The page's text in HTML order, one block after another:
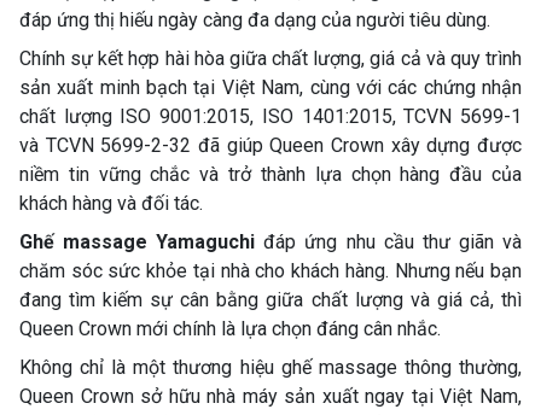
đáp ứng thị hiếu ngày càng đa dạng của người tiêu dùng.
Chính sự kết hợp hài hòa giữa chất lượng, giá cả và quy trình
sản xuất minh bạch tại Việt Nam, cùng với các chứng nhận
chất lượng ISO 9001:2015, ISO 1401:2015, TCVN 5699-1
và TCVN 5699-2-32 đã giúp Queen Crown xây dựng được
niềm tin vững chắc và trở thành lựa chọn hàng đầu của
khách hàng và đối tác.
Ghế massage Yamaguchiđáp ứng nhu cầu thư giãn và
chăm sóc sức khỏe tại nhà cho khách hàng. Nhưng nếu bạn
đang tìm kiếm sự cân bằng giữa chất lượng và giá cả, thì
Queen Crown mới chính là lựa chọn đáng cân nhắc.
Không chỉ là một thương hiệu ghế massage thông thường,
Queen Crown sở hữu nhà máy sản xuất ngay tại Việt Nam,